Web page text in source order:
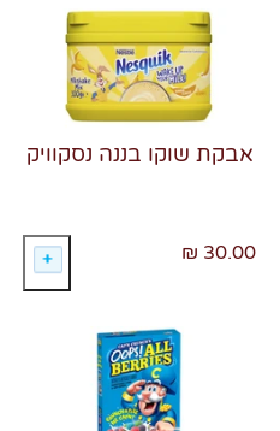
אבקת שוקו בננה נסקוויק
30.00 ₪